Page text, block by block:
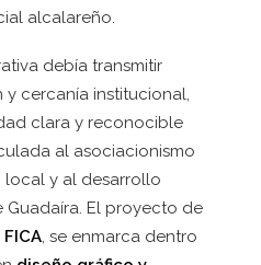
alcalareño.
debía transmitir
cercanía institucional,
clara y reconocible
al asociacionismo
local y al desarrollo
El proyecto de
, se enmarca dentro